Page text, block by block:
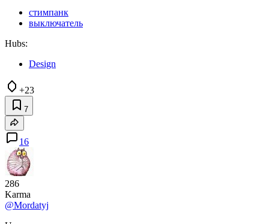
стимпанк
выключатель
Hubs:
Design
+23
7
16
286
Karma
@Mordatyj